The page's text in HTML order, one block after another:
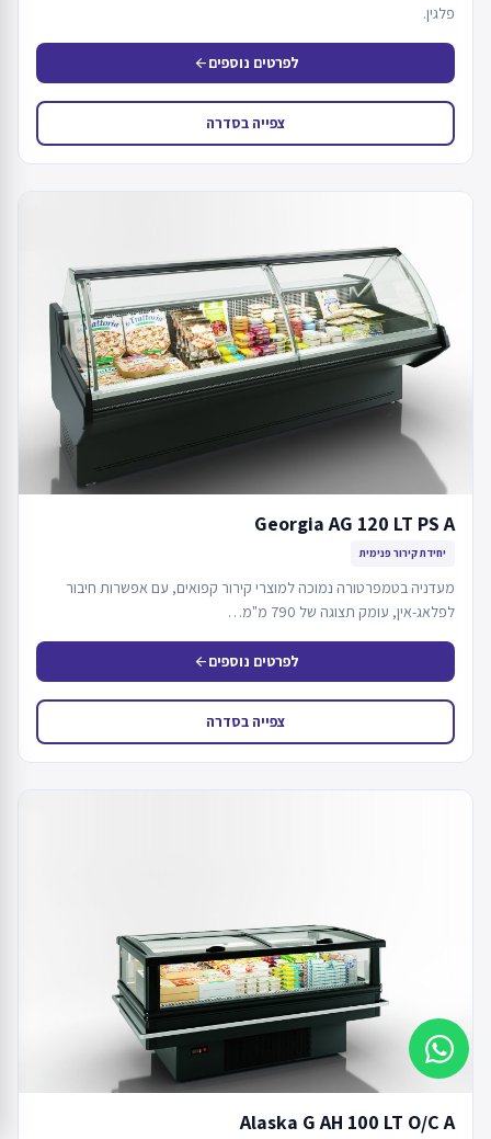
פלגין.
לפרטים נוספיםarrow_back
צפייה בסדרה
Georgia AG 120 LT PS A
יחידת קירור פנימית
מעדניה בטמפרטורה נמוכה למוצרי קירור קפואים, עם אפשרות חיבור
לפלאג-אין, עומק תצוגה של 790 מ"מ…
לפרטים נוספיםarrow_back
צפייה בסדרה
Alaska G AH 100 LT O/C A